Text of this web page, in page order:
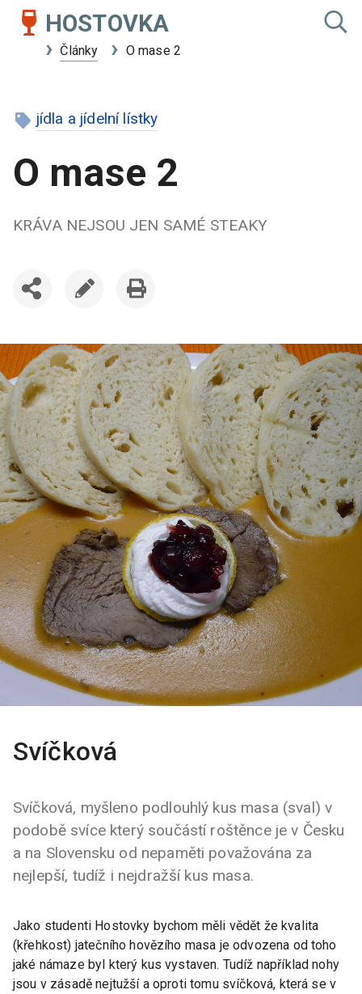
HOSTOVKA
Články O mase 2
jídla a jídelní lístky
O mase 2
KRÁVA NEJSOU JEN SAMÉ STEAKY
Svíčková
Svíčková, myšleno podlouhlý kus masa (sval) v
podobě svíce který součástí roštěnce je v Česku
a na Slovensku od nepaměti považována za
nejlepší, tudíž i nejdražší kus masa.
Jako studenti Hostovky bychom měli vědět že kvalita
(křehkost) jatečního hovězího masa je odvozena od toho
jaké námaze byl který kus vystaven. Tudíž například nohy
jsou v zásadě nejtužší a oproti tomu svíčková, která se v